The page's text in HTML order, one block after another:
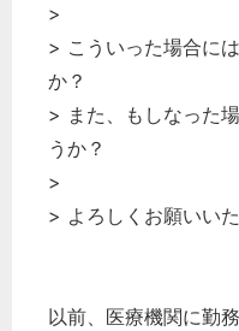
>
> こういった場合に
か？
> また、もしなった
うか？
>
> よろしくお願いい
以前、医療機関に勤